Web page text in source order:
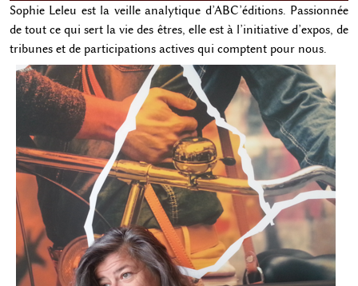
Sophie Leleu est la veille analytique d’ABC’éditions. Passionnée
de tout ce qui sert la vie des êtres, elle est à l’initiative d’expos, de
tribunes et de participations actives qui comptent pour nous.